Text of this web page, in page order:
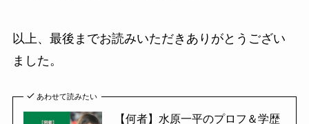
以上、最後までお読みいただきありがとうござい
ました。
あわせて読みたい
【何者】水原一平のプロフ＆学歴